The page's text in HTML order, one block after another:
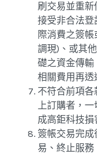
刷交易並重
接受非合法
際消費之簽
調現)、或其
礎之資金傳輸
相關費用再透
不符合前項
上訂購者，
成高鉅科技損
簽帳交易完成
易、終止服